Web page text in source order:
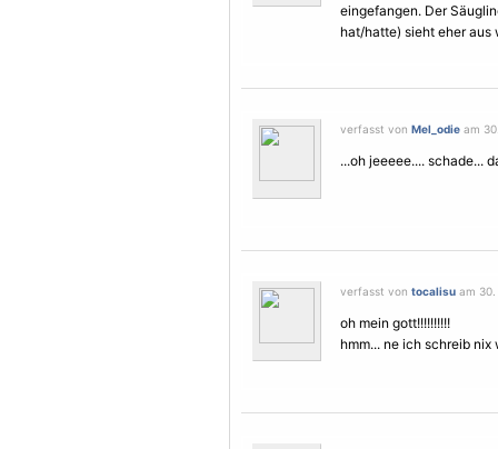
eingefangen. Der
hat/hatte) sieht eher aus
verfasst von Mel_odie am
...oh jeeeee.... schade...
verfasst von tocalisu am
oh mein gott!!!!!!!!!!
hmm... ne ich schreib nix